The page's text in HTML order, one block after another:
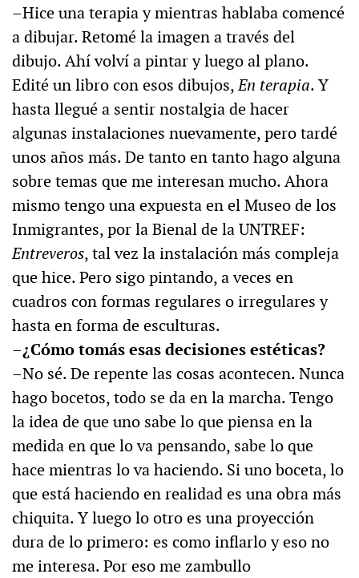
–Hice una terapia y mientras hablaba comencé
a dibujar. Retomé la imagen a través del
dibujo. Ahí volví a pintar y luego al plano.
Edité un libro con esos dibujos,En terapia. Y
hasta llegué a sentir nostalgia de hacer
algunas instalaciones nuevamente, pero tardé
unos años más. De tanto en tanto hago alguna
sobre temas que me interesan mucho. Ahora
mismo tengo una expuesta en el Museo de los
Inmigrantes, por la Bienal de la UNTREF:
Entreveros, tal vez la instalación más compleja
que hice. Pero sigo pintando, a veces en
cuadros con formas regulares o irregulares y
hasta en forma de esculturas.
–¿Cómo tomás esas decisiones estéticas?
–No sé. De repente las cosas acontecen. Nunca
hago bocetos, todo se da en la marcha. Tengo
la idea de que uno sabe lo que piensa en la
medida en que lo va pensando, sabe lo que
hace mientras lo va haciendo. Si uno boceta, lo
que está haciendo en realidad es una obra más
chiquita. Y luego lo otro es una proyección
dura de lo primero: es como inflarlo y eso no
me interesa. Por eso me zambullo